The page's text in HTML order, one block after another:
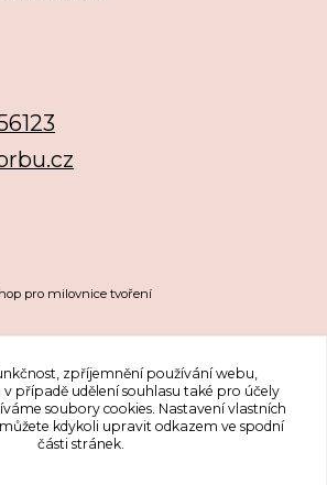
pro milovnice tvoření
zpříjemnění používání webu,
případě udělení souhlasu také pro účely
soubory cookies. Nastavení vlastních
kdykoli upravit odkazem ve spodní
části stránek.